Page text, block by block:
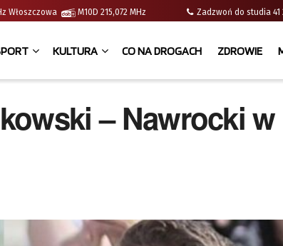
Włoszczowa M10D 215,072 MHz Zadzwoń do studia
KULTURA CO NA DROGACH ZDROWIE
– Nawrocki w